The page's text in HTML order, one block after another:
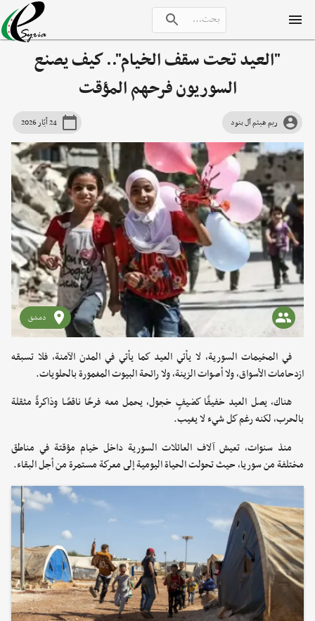
"العيد تحت سقف الخيام".. كيف يصنع
السوريون فرحهم المؤقت
ريم هيثم آل بنود 24 أيّار 2026
دمشق
في المخيمات السورية، لا يأتي العيد كما يأتي في المدن الآمنة، فلا تسبقه
ازدحامات الأسواق، ولا أصوات الزينة، ولا رائحة البيوت المغمورة بالحلويات.
هناك، يصل العيد خفيفًا كضيفٍ خجول، يحمل معه فرحًا ناقصًا وذاكرةً مثقلة
بالحرب، لكنه رغم كل شيء لا يغيب.
منذ سنوات، تعيش آلاف العائلات السورية داخل خيام مؤقتة في مناطق
مختلفة من سوريا، حيث تحولت الحياة اليومية إلى معركة مستمرة من أجل البقاء.